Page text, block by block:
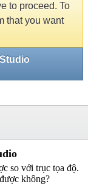
to proceed. To
that you want
so với trục tọa độ.
không?